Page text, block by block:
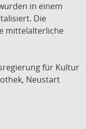
in einem
Die
mittelalterliche
für Kultur
Neustart